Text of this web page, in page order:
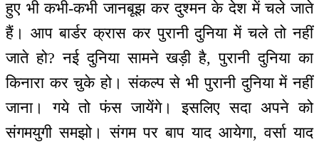
हुए भी कभी-कभी जानबूझ कर दुश्मन के देश में चले जाते
हैं। आप बार्डर क्रास कर पुरानी दुनिया में चले तो नहीं
जाते हो? नई दुनिया सामने खड़ी है, पुरानी दुनिया का
किनारा कर चुके हो। संकल्प से भी पुरानी दुनिया में नहीं
जाना। गये तो फंस जायेंगे। इसलिए सदा अपने को
संगमयुगी समझो। संगम पर बाप याद आयेगा, वर्सा याद